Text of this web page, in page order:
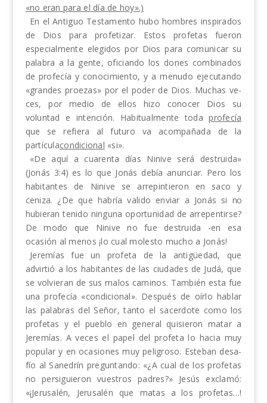
«no eran para el día de hoy».)
En el Antiguo Testamento hubo hombres inspira­dos
de Dios para profetizar. Estos profetas fueron
especialmente elegidos por Dios para comunicar su
palabra a la gente, oficiando los dones combinados
de profecía y conocimiento, y a menudo ejecutando
«grandes proezas» por el poder de Dios. Muchas ve­
ces, por medio de ellos hizo conocer Dios su
voluntad e intención. Habitualmente todaprofecía
que se re­fiera al futuro va acompañada de la
partículacon­dicional «si».
«De aquí a cuarenta días Ninive será destruida»
(Jonás 3:4) es lo que Jonás debía anunciar. Pero los
habitantes de Ninive se arrepintieron en saco y
ceniza. ¿De que habría valido enviar a Jonás si no
hubieran tenido ninguna oportunidad de arrepentirse?
De modo que Ninive no fue destruida -en esa
ocasión al menos ¡lo cual molesto mucho a Jonás!
Jeremías fue un profeta de la antigüedad, que
advirtió a los habitantes de las ciudades de Judá, que
se volvieran de sus malos caminos. También esta fue
una profecía «condicional». Después de oírlo hablar
las palabras del Señor, tanto el sacerdote comolos
profetas y el pueblo en general quisieron matar a
Jeremías. A veces el papel del profeta lo hacia muy
popular y en ocasiones muy peligroso. Esteban desa­
fío al Sanedrín preguntando: «¿A cual de los profe­tas
no persiguieron vuestros padres?» Jesús exclamó:
«¡Jerusalén, Jerusalén que matas alos profetas…!